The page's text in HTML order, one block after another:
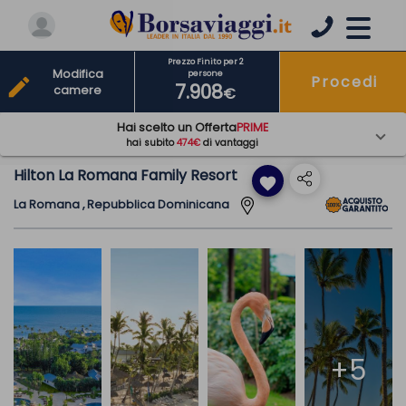
Hilton La Romana Family Resort favorite
La Romana , Repubblica Dominicana
+5
Prezzo Finito per 2
persone
7.908€
Procedi
edit
Modifica
camere
Hai scelto un OffertaPRIME
hai subito474€di vantaggi